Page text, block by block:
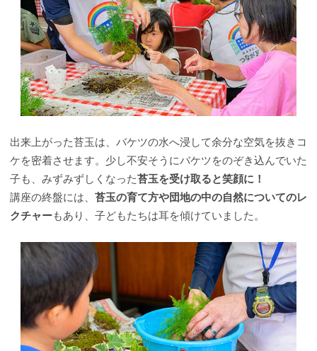
出来上がった苔玉は、バケツの水へ浸して余分な空気を抜きコ
ケを密着させます。少し不安そうにバケツをのぞき込んでいた
子も、みずみずしくなった苔玉を受け取ると笑顔に！
講座の終盤には、 苔玉の育て方や団地の中の自然についてのレ
クチャーもあり、子どもたちは耳を傾けていました。